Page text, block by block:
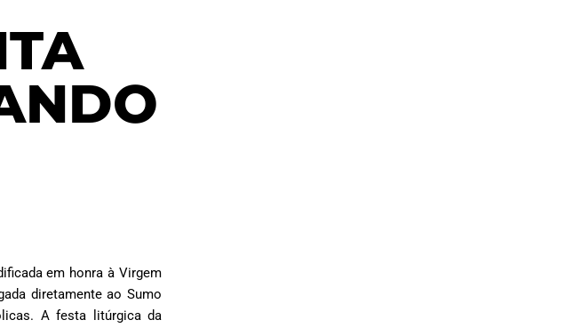
em honra à Virgem
diretamente ao Sumo
A festa litúrgica da